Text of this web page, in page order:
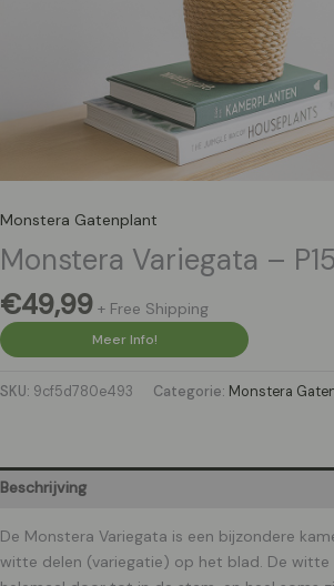
Monstera Gatenplant
Monstera Variegata – P15
€49,99 + Free Shipping
Meer Info!
SKU: 9cf5d780e493 Categorie: Monstera
Beschrijving
De Monstera Variegata is een bijzondere
witte delen (variegatie) op het blad. De witte